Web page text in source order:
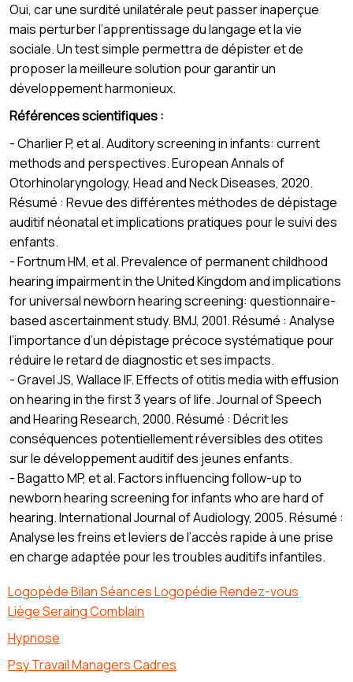
Oui, car une surdité unilatérale peut passer inaperçue
mais perturber l’apprentissage du langage et la vie
sociale. Un test simple permettra de dépister et de
proposer la meilleure solution pour garantir un
développement harmonieux.
Références scientifiques :
- Charlier P, et al. Auditory screening in infants: current
methods and perspectives. European Annals of
Otorhinolaryngology, Head and Neck Diseases, 2020.
Résumé : Revue des différentes méthodes de dépistage
auditif néonatal et implications pratiques pour le suivi des
enfants.
- Fortnum HM, et al. Prevalence of permanent childhood
hearing impairment in the United Kingdom and implications
for universal newborn hearing screening: questionnaire-
based ascertainment study. BMJ, 2001. Résumé : Analyse
l’importance d’un dépistage précoce systématique pour
réduire le retard de diagnostic et ses impacts.
- Gravel JS, Wallace IF. Effects of otitis media with effusion
on hearing in the first 3 years of life. Journal of Speech
and Hearing Research, 2000. Résumé : Décrit les
conséquences potentiellement réversibles des otites
sur le développement auditif des jeunes enfants.
- Bagatto MP, et al. Factors influencing follow-up to
newborn hearing screening for infants who are hard of
hearing. International Journal of Audiology, 2005. Résumé :
Analyse les freins et leviers de l’accès rapide à une prise
en charge adaptée pour les troubles auditifs infantiles.
Logopède Bilan Séances Logopédie Rendez-vous
Liège Seraing Comblain
Hypnose
Psy Travail Managers Cadres